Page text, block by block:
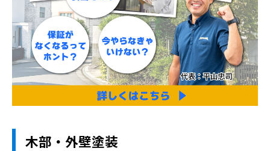
木部・外壁塗装